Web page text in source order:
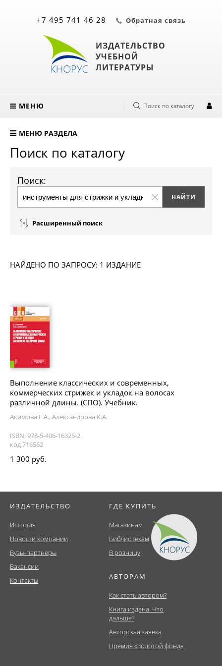
ИЗДАТЕЛЬСТВО
УЧЕБНОЙ
ЛИТЕРАТУРЫ
+7 495 741 46 28 Обратная связь
МЕНЮ Поиск по каталогу
МЕНЮ РАЗДЕЛА
Поиск по каталогу
Поиск:
Расширенный поиск
НАЙДЕНО ПО ЗАПРОСУ: 1 ИЗДАНИЕ
Выполнение классических и современных,
коммерческих стрижек и укладок на волосах
различной длины. (СПО). Учебник.
Акимова Е.А., Александрова К.А.
ISBN: 978-5-406-16325-2
код 716562
1 300 руб.
ИЗДАТЕЛЬСТВО
История
Новости компании
Вузы-партнеры
Вакансии
Контакты
ГДЕ КУПИТЬ
Магазинам
Библиотекам
В розницу
АВТОРАМ
Как стать автором?
Книга издана. Что
дальше?
Авторская заявка
Премия «Золотой фонд»